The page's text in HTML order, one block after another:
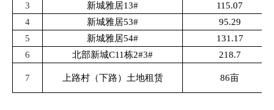
3
新城雅居13#
115.07
4
新城雅居53#
95.29
5
新城雅居54# 131.17
6
北部新城C11栋2#3# 218.7
7 上路村（下路）土地租赁 86亩